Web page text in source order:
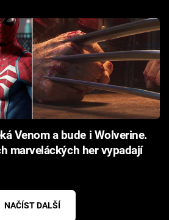
Venom a bude i Wolverine.
marveláckých her vypadají
NAČÍST DALŠÍ